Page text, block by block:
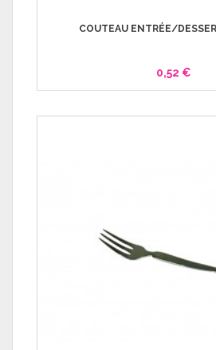
COUTEAU ENTRÉE/
0,52 €